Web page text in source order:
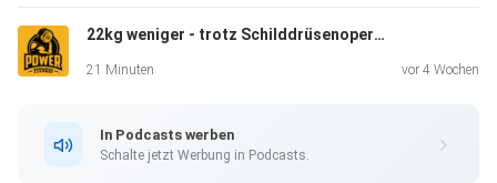
Music by: Joakim Karud
22kg weniger - trotz Schilddrüsenoperation (mit nur 2h pro Woche)
21 Minuten vor 4 Wochen
In Podcasts werben
Schalte jetzt Werbung in Podcasts.